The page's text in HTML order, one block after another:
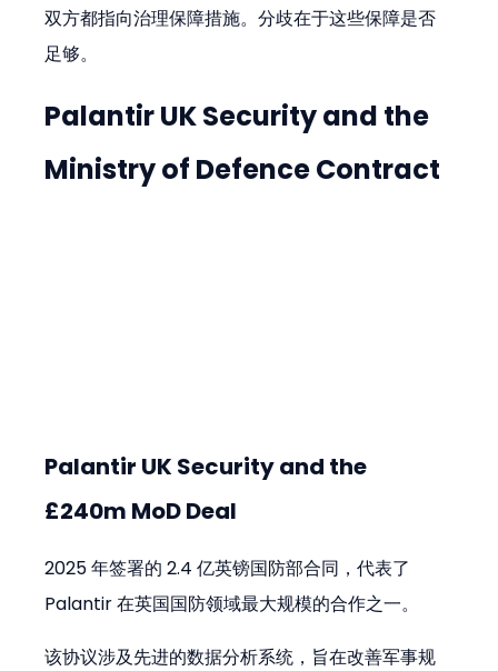
双方都指向治理保障措施。分歧在于这些保障是否
足够。
Palantir UK Security and the
Ministry of Defence Contract
Palantir UK Security and the
£240m MoD Deal
2025 年签署的 2.4 亿英镑国防部合同，代表了
Palantir 在英国国防领域最大规模的合作之一。
该协议涉及先进的数据分析系统，旨在改善军事规